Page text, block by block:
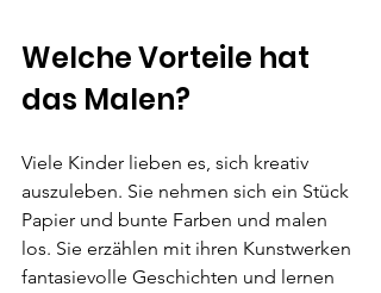
Welche Vorteile hat
das Malen?
Viele Kinder lieben es, sich kreativ
auszuleben. Sie nehmen sich ein Stück
Papier und bunte Farben und malen
los. Sie erzählen mit ihren Kunstwerken
fantasievolle Geschichten und lernen